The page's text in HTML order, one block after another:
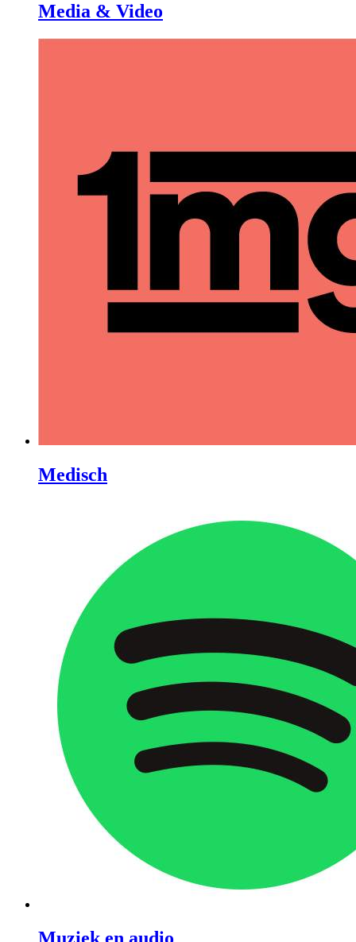
Media & Video
Medisch